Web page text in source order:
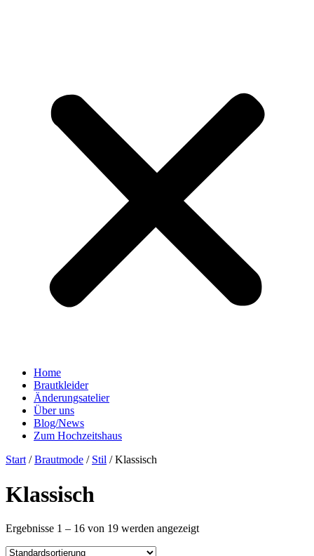
Home
Brautkleider
Änderungsatelier
Über uns
Blog/News
Zum Hochzeitshaus
Start /Brautmode / Stil / Klassisch
Klassisch
Ergebnisse 1 – 16 von 19 werden angezeigt